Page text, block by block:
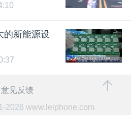
的新能源设
意见反馈
2026 www.leiphone.com